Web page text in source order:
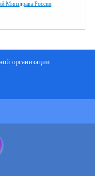
Минздрава России
организации